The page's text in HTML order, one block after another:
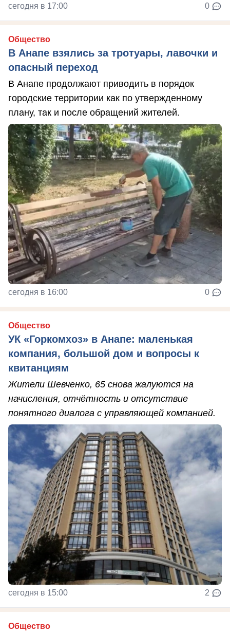
сегодня в 17:00 0
Общество
В Анапе взялись за тротуары, лавочки и
опасный переход
В Анапе продолжают приводить в порядок
городские территории как по утвержденному
плану, так и после обращений жителей.
сегодня в 16:00 0
Общество
УК «Горкомхоз» в Анапе: маленькая
компания, большой дом и вопросы к
квитанциям
Жители Шевченко, 65 снова жалуются на
начисления, отчётность и отсутствие
понятного диалога с управляющей компанией.
сегодня в 15:00 2
Общество